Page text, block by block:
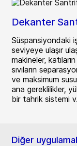
Dekanter
Süspansiyondaki
seviyeye ulaşır
makineler,
sıvıların
ve maksimum
ana gereklilikler,
bir tahrik sistemi
Diğer